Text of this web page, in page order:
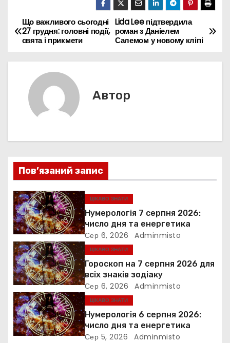
b
o
o
k
st
ts
A
p
p
e
dI
n
s
e
n
g
p
e
gr
a
m
a
d
s
er
ді
л
и
т
с
Н
а
ц
і
я
з
а
п
и
с
і
Lida Lee підтвердила
роман з Даніелем
Салемом у новому кліпі
Що важливого сьогодні
27 грудня: головні події,
свята і прикмети
Автор
Пов’язаний запис
ЦІКАВО ЗНАТИ
Нумерологія 7 серпня 2026:
число дня та енергетика
Сер 6, 2026 Adminmisto
ЦІКАВО ЗНАТИ
Гороскоп на 7 серпня 2026 для
всіх знаків зодіаку
Сер 6, 2026 Adminmisto
ЦІКАВО ЗНАТИ
Нумерологія 6 серпня 2026:
число дня та енергетика
Сер 5, 2026 Adminmisto